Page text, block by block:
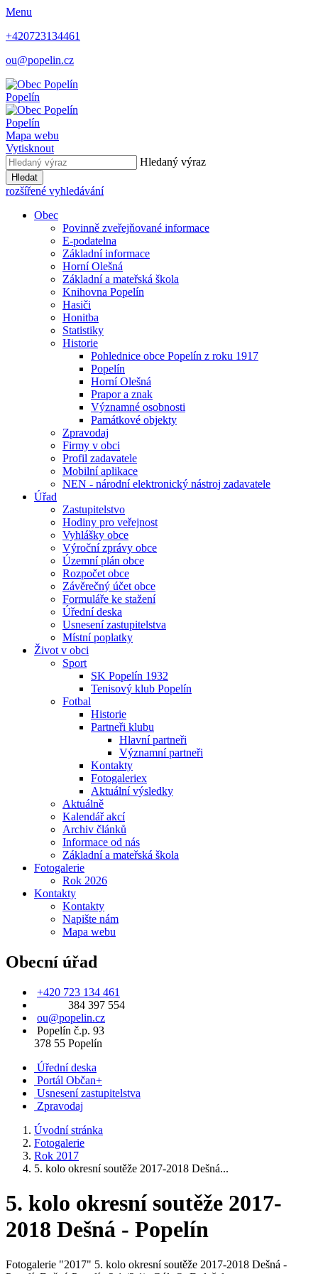
Menu
+420723134461
ou@popelin.cz
Popelín
Popelín
Mapa webu
Vytisknout
Hledaný výraz
Hledat
rozšířené vyhledávání
Obec
Povinně zveřejňované informace
E-podatelna
Základní informace
Horní Olešná
Základní a mateřská škola
Knihovna Popelín
Hasiči
Honitba
Statistiky
Historie
Pohlednice obce Popelín z roku 1917
Popelín
Horní Olešná
Prapor a znak
Významné osobnosti
Památkové objekty
Zpravodaj
Firmy v obci
Profil zadavatele
Mobilní aplikace
NEN - národní elektronický nástroj zadavatele
Úřad
Zastupitelstvo
Hodiny pro veřejnost
Vyhlášky obce
Výroční zprávy obce
Územní plán obce
Rozpočet obce
Závěrečný účet obce
Formuláře ke stažení
Úřední deska
Usnesení zastupitelstva
Místní poplatky
Život v obci
Sport
SK Popelín 1932
Tenisový klub Popelín
Fotbal
Historie
Partneři klubu
Hlavní partneři
Významní partneři
Kontakty
Fotogaleriex
Aktuální výsledky
Aktuálně
Kalendář akcí
Archiv článků
Informace od nás
Základní a mateřská škola
Fotogalerie
Rok 2026
Kontakty
Kontakty
Napište nám
Mapa webu
Obecní úřad
+420 723 134 461
384 397 554
ou@popelin.cz
Popelín č.p. 93
378 55 Popelín
Úřední deska
Portál Občan+
Usnesení zastupitelstva
Zpravodaj
Úvodní stránka
Fotogalerie
Rok 2017
5. kolo okresní soutěže 2017-2018 Dešná...
5. kolo okresní soutěže 2017-
2018 Dešná - Popelín
Fotogalerie "2017" 5. kolo okresní soutěže 2017-2018 Dešná -